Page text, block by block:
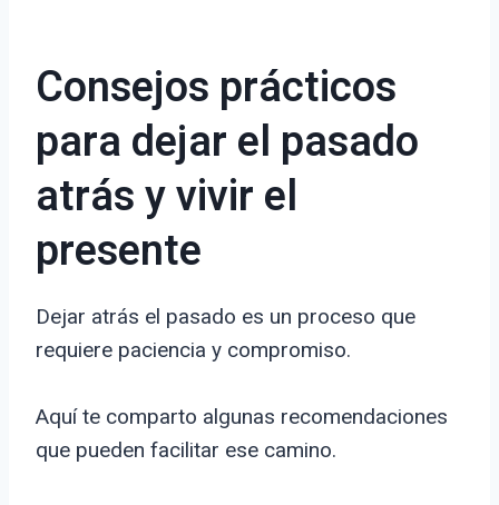
Consejos prácticos
para dejar el pasado
atrás y vivir el
presente
Dejar atrás el pasado es un proceso que
requiere paciencia y compromiso.
Aquí te comparto algunas recomendaciones
que pueden facilitar ese camino.